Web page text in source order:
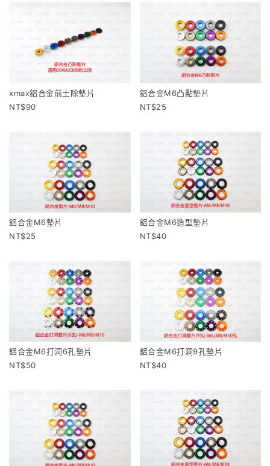
xmax鋁合金前土除墊片
90
鋁合金M6凸點墊片
25
鋁合金M6墊片
25
鋁合金M6造型墊片
40
鋁合金M6打洞6孔墊片
50
鋁合金M6打洞9孔墊片
40